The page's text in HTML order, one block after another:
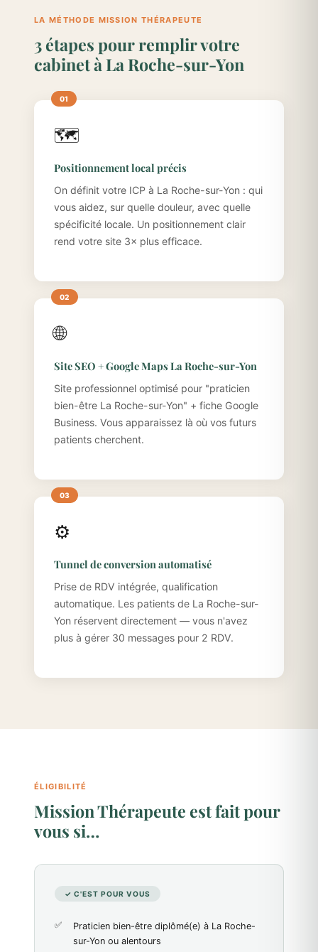
LA MÉTHODE MISSION THÉRAPEUTE
3 étapes pour remplir votre
cabinet à La Roche-sur-Yon
🗺️
Positionnement local précis
On définit votre ICP à La Roche-sur-Yon : qui
vous aidez, sur quelle douleur, avec quelle
spécificité locale. Un positionnement clair
rend votre site 3× plus efficace.
🌐
Site SEO + Google Maps La Roche-sur-Yon
Site professionnel optimisé pour "praticien
bien-être La Roche-sur-Yon" + fiche Google
Business. Vous apparaissez là où vos futurs
patients cherchent.
⚙️
Tunnel de conversion automatisé
Prise de RDV intégrée, qualification
automatique. Les patients de La Roche-sur-
Yon réservent directement — vous n'avez
plus à gérer 30 messages pour 2 RDV.
ÉLIGIBILITÉ
Mission Thérapeute est fait pour
vous si…
✓ C'EST POUR VOUS
Praticien bien-être diplômé(e) à La Roche-
sur-Yon ou alentours